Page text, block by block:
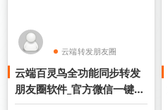
云端转发朋友圈
云端收藏转发
云端百灵鸟全功能同步转发
朋友圈软件_官方微信一键转
发